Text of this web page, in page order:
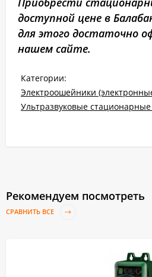
доступной цене в
для этого достаточно
нашем сайте.
Категории:
Электроошейники
Ультразвуковые
Рекомендуем посмотреть
СРАВНИТЬ ВСЕ